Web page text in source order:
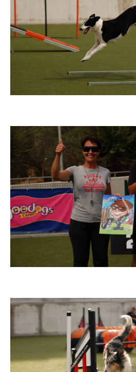
Imatge
Imatge